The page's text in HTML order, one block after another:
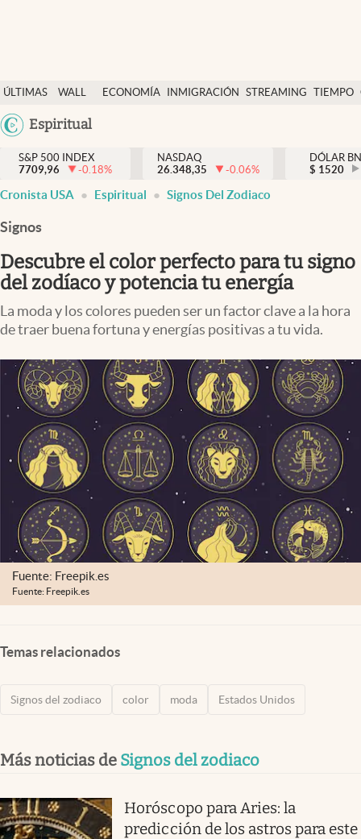
ÚLTIMAS
NOTICIAS
WALL
DÓLAR
ECONOMÍA INMIGRACIÓN STREAMING TIEMPO
México
Espiritual
Finanzas y economía
Wall Street y dólar
Inmigración
Espiritual
Streaming
Lifestyle
USA
S&P 500 INDEX
7709,96
-0.18%
NASDAQ
26.348,35
-0.06%
DÓLAR
$ 1520
Cronista USA Espiritual Signos Del Zodiaco
Signos
Descubre el color perfecto para tu signo
del zodíaco y potencia tu energía
La moda y los colores pueden ser un factor clave a la hora
de traer buena fortuna y energías positivas a tu vida.
Fuente: Freepik.es
Fuente: Freepik.es
Temas relacionados
Signos del zodiaco color moda Estados Unidos
Más noticias de Signos del zodiaco
Horóscopo para Aries: la
predicción de los astros para este